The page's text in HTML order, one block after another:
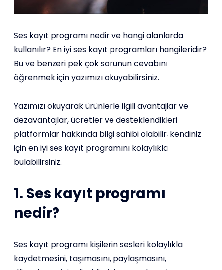
Ses kayıt programı nedir ve hangi alanlarda
kullanılır? En iyi ses kayıt programları hangileridir?
Bu ve benzeri pek çok sorunun cevabını
öğrenmek için yazımızı okuyabilirsiniz.
Yazımızı okuyarak ürünlerle ilgili avantajlar ve
dezavantajlar, ücretler ve desteklendikleri
platformlar hakkında bilgi sahibi olabilir, kendiniz
için en iyi ses kayıt programını kolaylıkla
bulabilirsiniz.
1. Ses kayıt programı
nedir?
Ses kayıt programı kişilerin sesleri kolaylıkla
kaydetmesini, taşımasını, paylaşmasını,